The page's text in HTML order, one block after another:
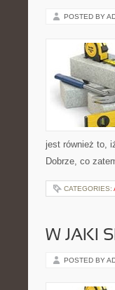
POSTED BY
jest również to,
Dobrze, co
CATEGORIES:
W JAKI
POSTED BY